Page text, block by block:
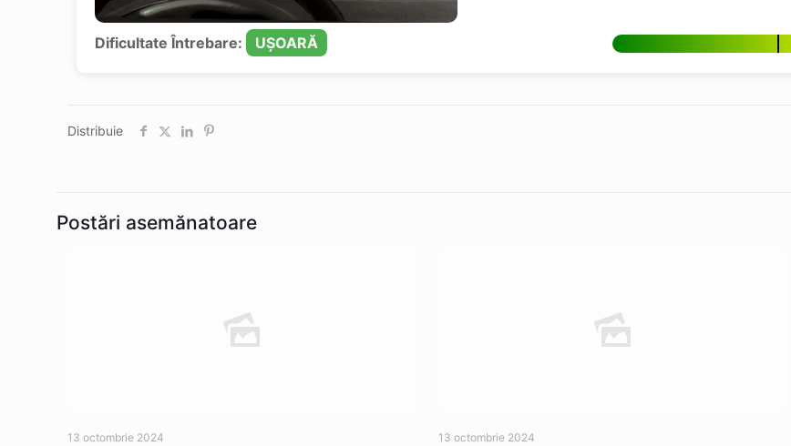
Dificultate Întrebare: UȘOARĂ
Distribuie
Postări asemănatoare
13 octombrie 2024 13 octombrie 2024